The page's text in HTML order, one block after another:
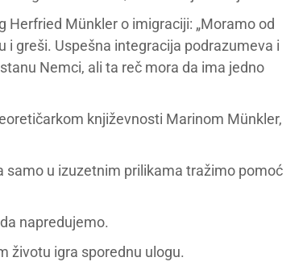
Herfried Münkler o imigraciji: „Moramo od
i greši. Uspešna integracija podrazumeva i
Nemci, ali ta reč mora da ima jedno
književnosti Marinom Münkler,
samo u izuzetnim prilikama tražimo pomoć
napredujemo.
životu igra sporednu ulogu.